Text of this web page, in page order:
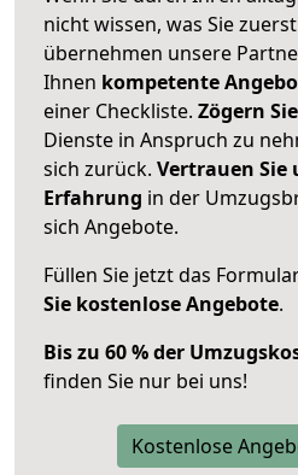
nicht wissen, was Sie
übernehmen unsere
Ihnen kompetente
einer Checkliste. Zögern
Dienste in Anspruch zu
sich zurück. Vertrauen Sie
Erfahrung in der
sich Angebote.
Füllen Sie jetzt das
Sie kostenlose Angebote.
Bis zu 60 % der
finden Sie nur bei uns!
Kostenlose